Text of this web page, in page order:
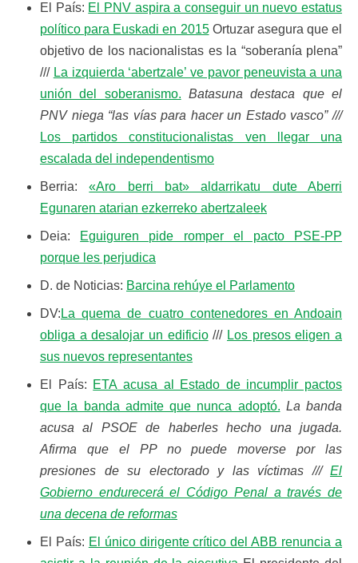
El País: El PNV aspira a conseguir un nuevo estatus
político para Euskadi en 2015Ortuzar asegura que el
objetivo de los nacionalistas es la “soberanía plena”
/// La izquierda ‘abertzale’ ve pavor peneuvista a una
unión del soberanismo. Batasuna destaca que el
PNV niega “las vías para hacer un Estado vasco” ///
Los partidos constitucionalistas ven llegar una
escalada del independentismo
Berria:«Aro berri bat» aldarrikatu dute Aberri
Egunaren atarian ezkerreko abertzaleek
Deia:
Eguiguren pide romper el pacto PSE-PP
porque les perjudica
D. de Noticias: Barcina rehúye el Parlamento
DV: La quema de cuatro contenedores en Andoain
obliga a desalojar un edificio/// Los presos eligen a
sus nuevos representantes
El País: ETA acusa al Estado de incumplir pactos
que la banda admite que nunca adoptó. La banda
acusa al PSOE de haberles hecho una jugada.
Afirma que el PP no puede moverse por las
presiones de su electorado y las víctimas /// El
Gobierno endurecerá el Código Penal a través de
una decena de reformas
El País: El único dirigente crítico del ABB renuncia a